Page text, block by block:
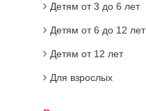
Детям от 3 до 6 лет
Детям от 6 до 12 лет
Детям от 12 лет
Для взрослых